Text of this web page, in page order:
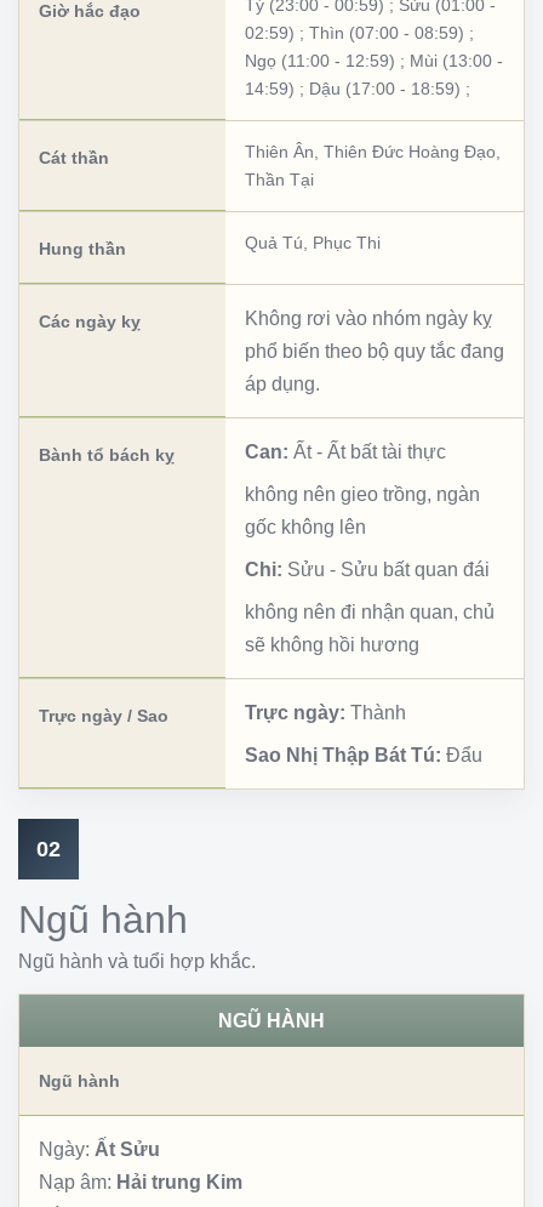
Giờ hắc đạo Tý (23:00 - 00:59) ; Sửu (01:00 -
02:59) ; Thìn (07:00 - 08:59) ;
Ngọ (11:00 - 12:59) ; Mùi (13:00 -
14:59) ; Dậu (17:00 - 18:59) ;
Cát thần Thiên Ân Thiên Đức Hoàng Đạo
Thần Tại
Hung thần Quả Tú Phục Thi
Các ngày kỵ
Không rơi vào nhóm ngày kỵ
phổ biến theo bộ quy tắc đang
áp dụng.
Bành tổ bách kỵ Can: Ất- Ất bất tài thực
không nên gieo trồng, ngàn
gốc không lên
Chi: Sửu - Sửu bất quan đái
không nên đi nhận quan, chủ
sẽ không hồi hương
Trực ngày / Sao Trực ngày: Thành
Sao Nhị Thập Bát Tú: Đẩu
02
Ngũ hành
Ngũ hành và tuổi hợp khắc.
NGŨ HÀNH
Ngũ hành
Ngày: Ất Sửu
Nạp âm: Hải trung Kim